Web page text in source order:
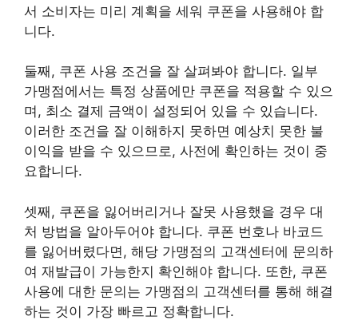
서 소비자는 미리 계획을 세워 쿠폰을 사용해야 합
니다.
둘째, 쿠폰 사용 조건을 잘 살펴봐야 합니다. 일부
가맹점에서는 특정 상품에만 쿠폰을 적용할 수 있으
며, 최소 결제 금액이 설정되어 있을 수 있습니다.
이러한 조건을 잘 이해하지 못하면 예상치 못한 불
이익을 받을 수 있으므로, 사전에 확인하는 것이 중
요합니다.
셋째, 쿠폰을 잃어버리거나 잘못 사용했을 경우 대
처 방법을 알아두어야 합니다. 쿠폰 번호나 바코드
를 잃어버렸다면, 해당 가맹점의 고객센터에 문의하
여 재발급이 가능한지 확인해야 합니다. 또한, 쿠폰
사용에 대한 문의는 가맹점의 고객센터를 통해 해결
하는 것이 가장 빠르고 정확합니다.